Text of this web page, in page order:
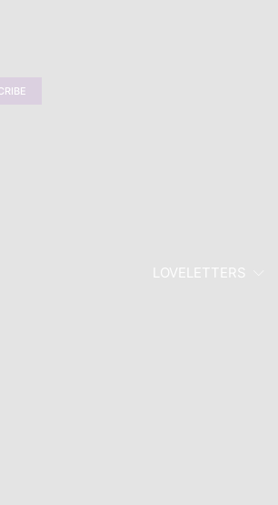
LOVELETTERS